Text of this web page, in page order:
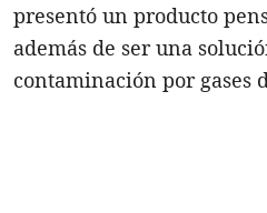
presentó un producto
además de ser una
contaminación por gases